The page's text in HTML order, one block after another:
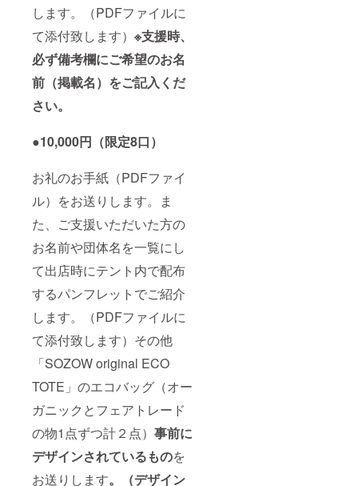
します。（PDFファイルに
て添付致します） ※支援時、
必ず備考欄にご希望のお名
前（掲載名）をご記入くだ
さい。
●10,000円（限定8口）
お礼のお手紙（PDFファイ
ル）をお送りします。ま
た、ご支援いただいた方の
お名前や団体名を一覧にし
て出店時にテント内で配布
するパンフレットでご紹介
します。（PDFファイルに
て添付致します）その他
「SOZOW original ECO
TOTE」のエコバッグ（オー
ガニックとフェアトレード
の物1点ずつ計２点） 事前に
デザインされているものを
お送りします。（デザイン